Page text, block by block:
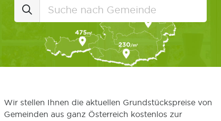
Wir stellen Ihnen die aktuellen Grundstückspreise von
Gemeinden aus ganz Österreich kostenlos zur